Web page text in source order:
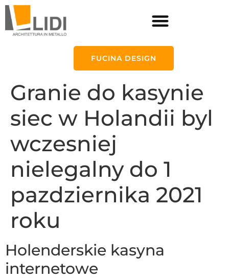
FUCINA DESIGN
Granie do kasynie
siec w Holandii byl
wczesniej
nielegalny do 1
pazdziernika 2021
roku
Holenderskie kasyna
internetowe